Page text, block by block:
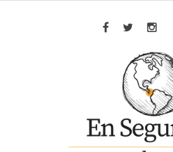
Facebook
Twitter